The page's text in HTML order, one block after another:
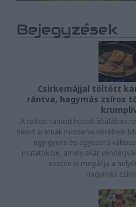
Bejegyzések
Csirkemájjal töltött
rántva, hagymás zsíros
A töltött rántott húsok általában
sikert aratnak mindenki körében.
egy gyors és egyszerű
mutatok be, amely akár
esetén is megállja a
hagymás